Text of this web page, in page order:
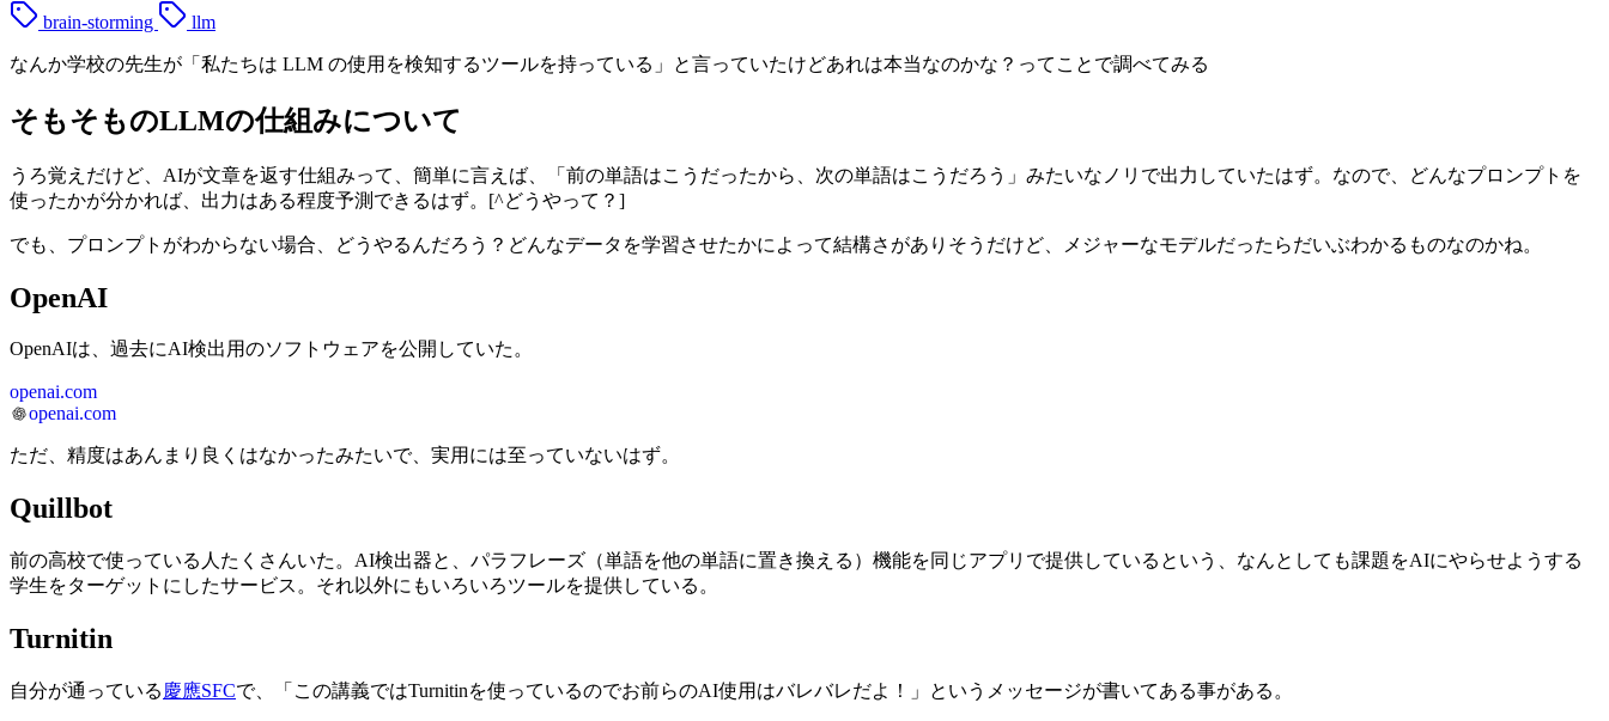
brain-storming
llm
なんか学校の先生が「私たちは LLM の使用を検知するツールを持っている」と言っていたけどあれは本当なのかな？ってことで調べてみる
そもそものLLMの仕組みについて
うろ覚えだけど、AIが文章を返す仕組みって、簡単に言えば、「前の単語はこうだったから、次の単語はこうだろう」みたいなノリで出力していたはず。なので、どんなプロンプトを
使ったかが分かれば、出力はある程度予測できるはず。[^どうやって？]
でも、プロンプトがわからない場合、どうやるんだろう？どんなデータを学習させたかによって結構さがありそうだけど、メジャーなモデルだったらだいぶわかるものなのかね。
OpenAI
OpenAIは、過去にAI検出用のソフトウェアを公開していた。
openai.com
openai.com
ただ、精度はあんまり良くはなかったみたいで、実用には至っていないはず。
Quillbot
前の高校で使っている人たくさんいた。AI検出器と、パラフレーズ（単語を他の単語に置き換える）機能を同じアプリで提供しているという、なんとしても課題をAIにやらせようする
学生をターゲットにしたサービス。それ以外にもいろいろツールを提供している。
Turnitin
自分が通っている 慶應SFCで、「この講義ではTurnitinを使っているのでお前らのAI使用はバレバレだよ！」というメッセージが書いてある事がある。